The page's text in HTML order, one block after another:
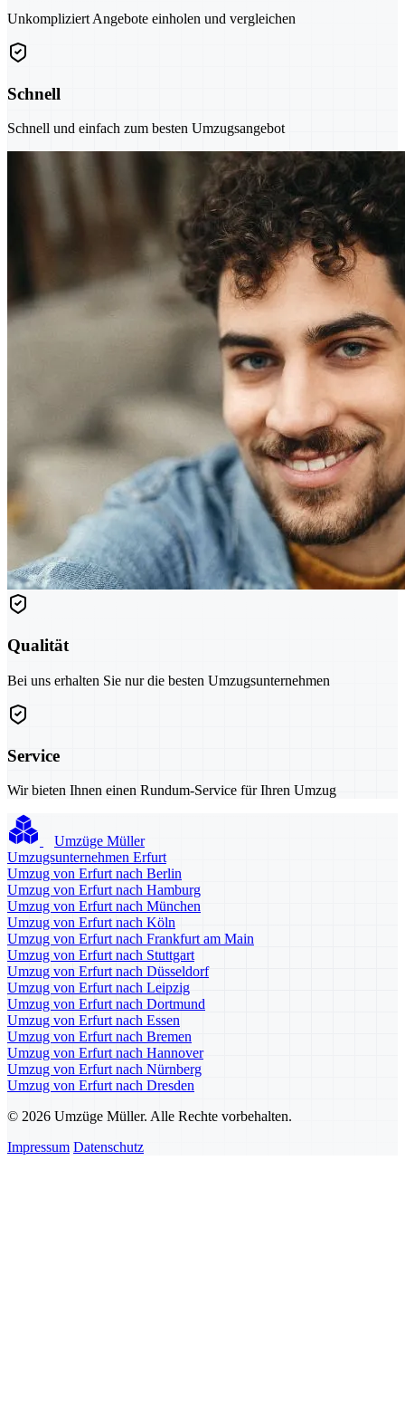
Unkompliziert Angebote einholen und vergleichen
Schnell
Schnell und einfach zum besten Umzugsangebot
Qualität
Bei uns erhalten Sie nur die besten Umzugsunternehmen
Service
Wir bieten Ihnen einen Rundum-Service für Ihren Umzug
Umzüge Müller
Umzugsunternehmen Erfurt
Umzug von Erfurt nach Berlin
Umzug von Erfurt nach Hamburg
Umzug von Erfurt nach München
Umzug von Erfurt nach Köln
Umzug von Erfurt nach Frankfurt am Main
Umzug von Erfurt nach Stuttgart
Umzug von Erfurt nach Düsseldorf
Umzug von Erfurt nach Leipzig
Umzug von Erfurt nach Dortmund
Umzug von Erfurt nach Essen
Umzug von Erfurt nach Bremen
Umzug von Erfurt nach Hannover
Umzug von Erfurt nach Nürnberg
Umzug von Erfurt nach Dresden
© 2026 Umzüge Müller. Alle Rechte vorbehalten.
Impressum Datenschutz